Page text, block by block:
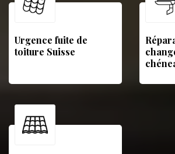
Urgence fuite de
toiture Suisse